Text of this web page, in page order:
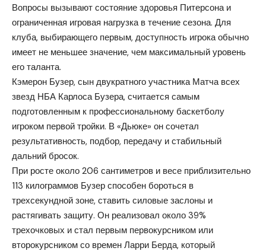
Вопросы вызывают состояние здоровья Питерсона и
ограниченная игровая нагрузка в течение сезона. Для
клуба, выбирающего первым, доступность игрока обычно
имеет не меньшее значение, чем максимальный уровень
его таланта.
Кэмерон Бузер, сын двукратного участника Матча всех
звезд НБА Карлоса Бузера, считается самым
подготовленным к профессиональному баскетболу
игроком первой тройки. В «Дьюке» он сочетал
результативность, подбор, передачу и стабильный
дальний бросок.
При росте около 206 сантиметров и весе приблизительно
113 килограммов Бузер способен бороться в
трехсекундной зоне, ставить силовые заслоны и
растягивать защиту. Он реализовал около 39%
трехочковых и стал первым первокурсником или
второкурсником со времен Ларри Берда, который